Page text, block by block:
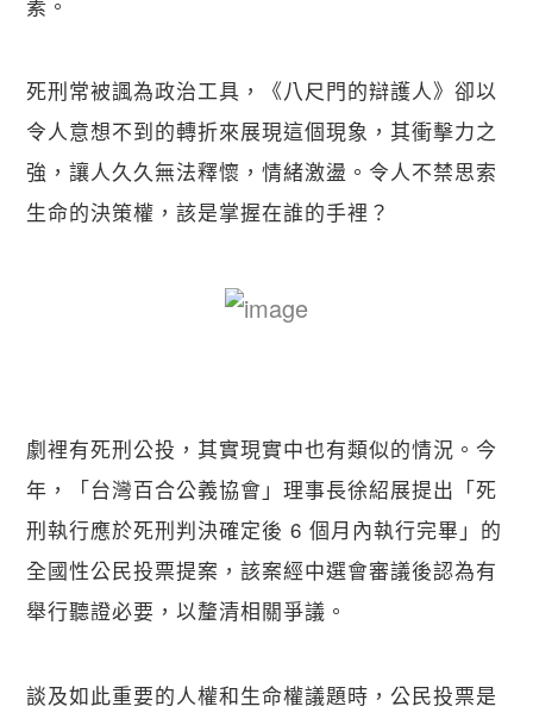
死刑常被諷為政治工具，《八尺門的辯護人》卻以
令人意想不到的轉折來展現這個現象，其衝擊力之
強，讓人久久無法釋懷，情緒激盪。令人不禁思索
生命的決策權，該是掌握在誰的手裡？
劇裡有死刑公投，其實現實中也有類似的情況。今
年，「台灣百合公義協會」理事長徐紹展提出「死
刑執行應於死刑判決確定後 6 個月內執行完畢」的
全國性公民投票提案，該案經中選會審議後認為有
舉行聽證必要，以釐清相關爭議。
談及如此重要的人權和生命權議題時，公民投票是